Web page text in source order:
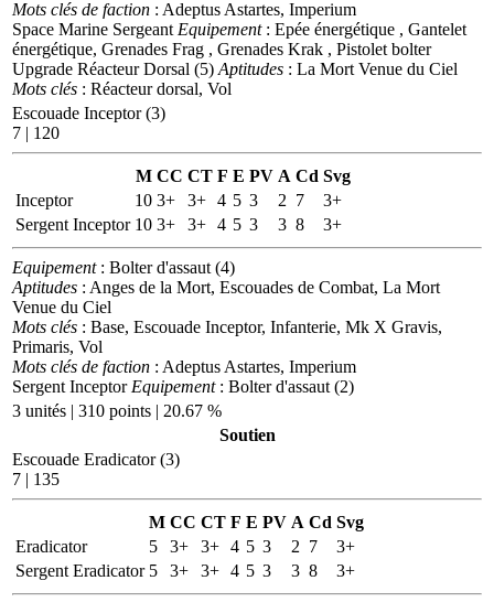
Mots clés de faction : Adeptus Astartes, Imperium
Space Marine Sergeant Equipement: Epée énergétique , Gantelet
énergétique, Grenades Frag , Grenades Krak , Pistolet bolter
Upgrade Réacteur Dorsal (5) Aptitudes : La Mort Venue du Ciel
Mots clés : Réacteur dorsal, Vol
Escouade Inceptor (3)
7 | 120
M CC CT F E PV A Cd Svg
Inceptor
10 3+ 3+ 4 5 3 2 7
3+
Sergent Inceptor 10 3+ 3+ 4 5 3 3 8 3+
Equipement: Bolter d'assaut (4)
Aptitudes : Anges de la Mort, Escouades de Combat, La Mort
Venue du Ciel
Mots clés : Base, Escouade Inceptor, Infanterie, Mk X Gravis,
Primaris, Vol
Mots clés de faction : Adeptus Astartes, Imperium
Sergent Inceptor Equipement: Bolter d'assaut (2)
3 unités | 310 points | 20.67 %
Soutien
Escouade Eradicator (3)
7 | 135
M CC CT F E PV A Cd Svg
Eradicator
5 3+ 3+ 4 5 3 2 7
3+
Sergent Eradicator 5 3+ 3+ 4 5 3 3 8 3+